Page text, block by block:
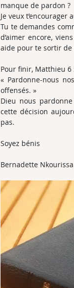
manque de pardon ?
Je veux
Tu te demandes
d’aimer encore,
aide pour te sortir de
Pour finir, Matthieu 6
« Pardonne-nous
offensés. »
Dieu nous
cette décision
pas.
Soyez bénis
Bernadette Nkourissa